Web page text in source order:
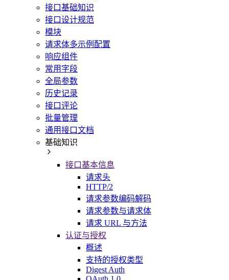
接口基础知识
接口设计规范
模块
请求体多示例配置
响应组件
常用字段
全局参数
历史记录
接口评论
批量管理
通用接口文档
基础知识
接口基本信息
请求头
HTTP/2
请求参数编码解码
请求参数与请求体
请求 URL 与方法
认证与授权
概述
支持的授权类型
Digest Auth